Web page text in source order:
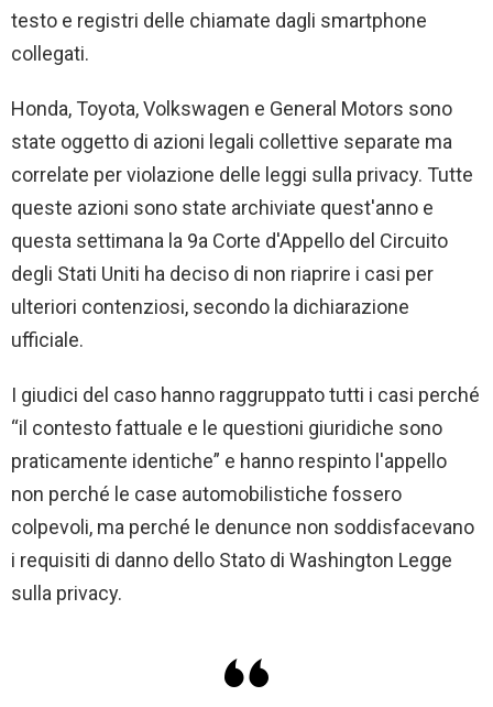
testo e registri delle chiamate dagli smartphone
collegati.
Honda, Toyota, Volkswagen e General Motors sono
state oggetto di azioni legali collettive separate ma
correlate per violazione delle leggi sulla privacy. Tutte
queste azioni sono state archiviate quest'anno e
questa settimana la 9a Corte d'Appello del Circuito
degli Stati Uniti ha deciso di non riaprire i casi per
ulteriori contenziosi, secondo la dichiarazione
ufficiale.
I giudici del caso hanno raggruppato tutti i casi perché
“il contesto fattuale e le questioni giuridiche sono
praticamente identiche” e hanno respinto l'appello
non perché le case automobilistiche fossero
colpevoli, ma perché le denunce non soddisfacevano
i requisiti di danno dello Stato di Washington Legge
sulla privacy.